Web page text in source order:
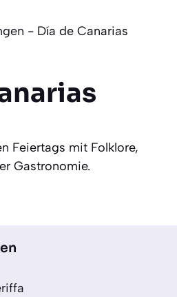
- Día de Canarias
Feiertags mit Folklore,
Gastronomie.